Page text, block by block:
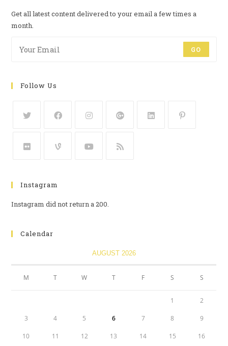
Get all latest content delivered to your email a few times a
month.
GO
Follow Us
Instagram
Instagram did not return a 200.
Calendar
AUGUST 2026
M T W T F S S
1 2
3 4 5 6 7 8 9
10 11 12 13 14 15 16